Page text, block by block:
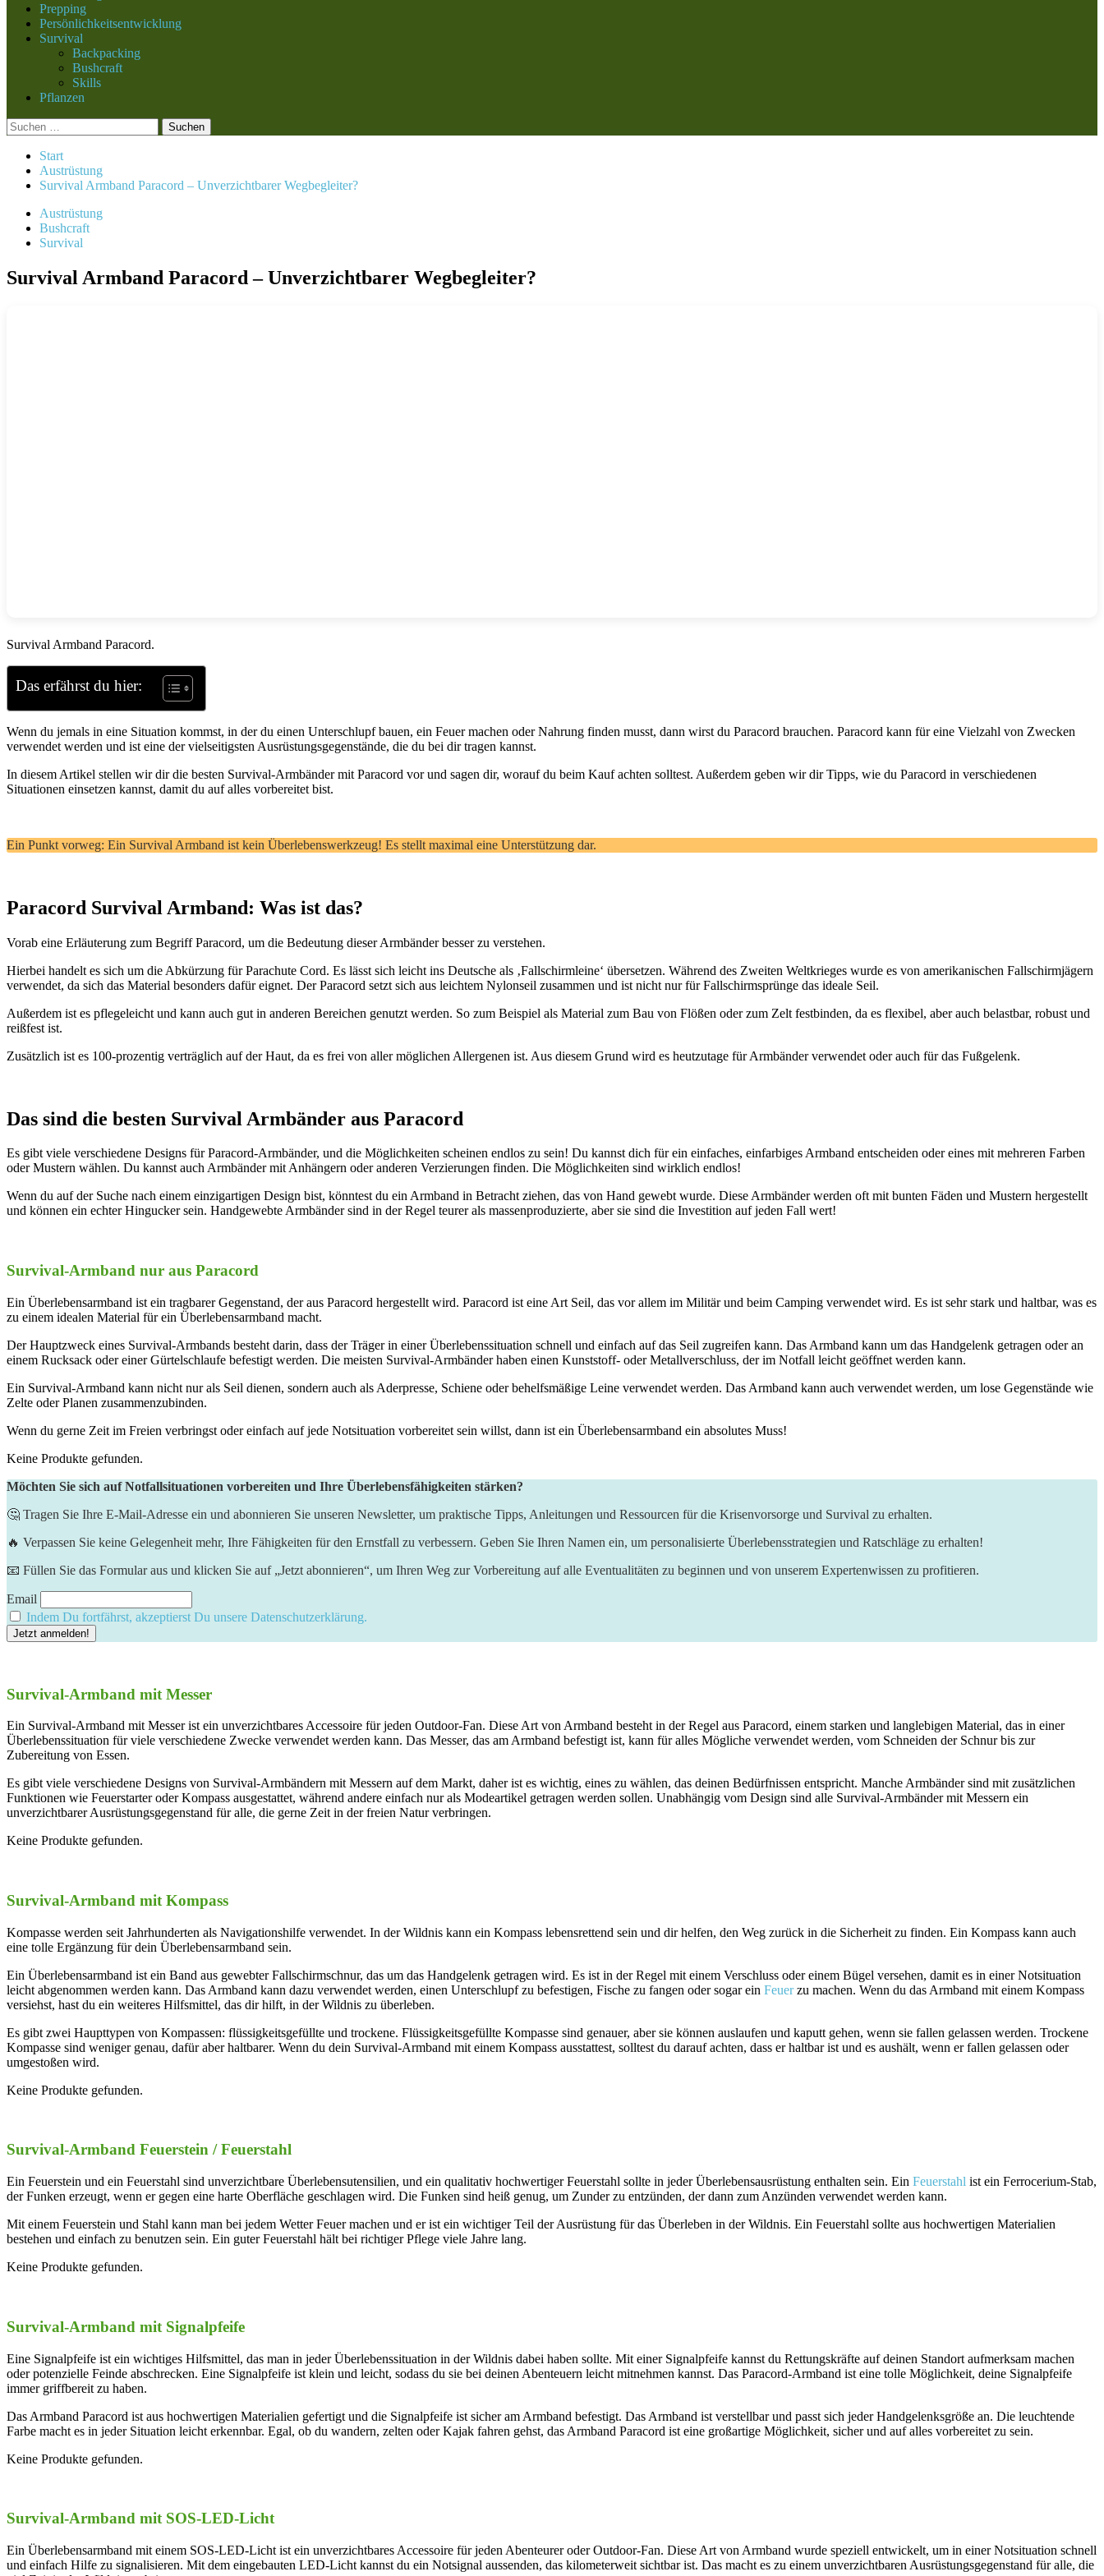
Prepping
Persönlichkeitsentwicklung
Survival
Backpacking
Bushcraft
Skills
Pflanzen
Suchen
nach:
Start
Austrüstung
Survival Armband Paracord – Unverzichtbarer Wegbegleiter?
Austrüstung
Bushcraft
Survival
Survival Armband Paracord – Unverzichtbarer Wegbegleiter?
Survival Armband Paracord.
Das erfährst du hier:
Wenn du jemals in eine Situation kommst, in der du einen Unterschlupf bauen, ein Feuer machen oder Nahrung finden musst, dann wirst du Paracord brauchen. Paracord kann für eine Vielzahl von Zwecken
verwendet werden und ist eine der vielseitigsten Ausrüstungsgegenstände, die du bei dir tragen kannst.
In diesem Artikel stellen wir dir die besten Survival-Armbänder mit Paracord vor und sagen dir, worauf du beim Kauf achten solltest. Außerdem geben wir dir Tipps, wie du Paracord in verschiedenen
Situationen einsetzen kannst, damit du auf alles vorbereitet bist.
Ein Punkt vorweg: Ein Survival Armband ist kein Überlebenswerkzeug! Es stellt maximal eine Unterstützung dar.
Paracord Survival Armband: Was ist das?
Vorab eine Erläuterung zum Begriff Paracord, um die Bedeutung dieser Armbänder besser zu verstehen.
Hierbei handelt es sich um die Abkürzung für Parachute Cord. Es lässt sich leicht ins Deutsche als ‚Fallschirmleine‘ übersetzen. Während des Zweiten Weltkrieges wurde es von amerikanischen Fallschirmjägern
verwendet, da sich das Material besonders dafür eignet. Der Paracord setzt sich aus leichtem Nylonseil zusammen und ist nicht nur für Fallschirmsprünge das ideale Seil.
Außerdem ist es pflegeleicht und kann auch gut in anderen Bereichen genutzt werden. So zum Beispiel als Material zum Bau von Flößen oder zum Zelt festbinden, da es flexibel, aber auch belastbar, robust und
reißfest ist.
Zusätzlich ist es 100-prozentig verträglich auf der Haut, da es frei von aller möglichen Allergenen ist. Aus diesem Grund wird es heutzutage für Armbänder verwendet oder auch für das Fußgelenk.
Das sind die besten Survival Armbänder aus Paracord
Es gibt viele verschiedene Designs für Paracord-Armbänder, und die Möglichkeiten scheinen endlos zu sein! Du kannst dich für ein einfaches, einfarbiges Armband entscheiden oder eines mit mehreren Farben
oder Mustern wählen. Du kannst auch Armbänder mit Anhängern oder anderen Verzierungen finden. Die Möglichkeiten sind wirklich endlos!
Wenn du auf der Suche nach einem einzigartigen Design bist, könntest du ein Armband in Betracht ziehen, das von Hand gewebt wurde. Diese Armbänder werden oft mit bunten Fäden und Mustern hergestellt
und können ein echter Hingucker sein. Handgewebte Armbänder sind in der Regel teurer als massenproduzierte, aber sie sind die Investition auf jeden Fall wert!
Survival-Armband nur aus Paracord
Ein Überlebensarmband ist ein tragbarer Gegenstand, der aus Paracord hergestellt wird. Paracord ist eine Art Seil, das vor allem im Militär und beim Camping verwendet wird. Es ist sehr stark und haltbar, was es
zu einem idealen Material für ein Überlebensarmband macht.
Der Hauptzweck eines Survival-Armbands besteht darin, dass der Träger in einer Überlebenssituation schnell und einfach auf das Seil zugreifen kann. Das Armband kann um das Handgelenk getragen oder an
einem Rucksack oder einer Gürtelschlaufe befestigt werden. Die meisten Survival-Armbänder haben einen Kunststoff- oder Metallverschluss, der im Notfall leicht geöffnet werden kann.
Ein Survival-Armband kann nicht nur als Seil dienen, sondern auch als Aderpresse, Schiene oder behelfsmäßige Leine verwendet werden. Das Armband kann auch verwendet werden, um lose Gegenstände wie
Zelte oder Planen zusammenzubinden.
Wenn du gerne Zeit im Freien verbringst oder einfach auf jede Notsituation vorbereitet sein willst, dann ist ein Überlebensarmband ein absolutes Muss!
Keine Produkte gefunden.
Möchten Sie sich auf Notfallsituationen vorbereiten und Ihre Überlebensfähigkeiten stärken?
🤔 Tragen Sie Ihre E-Mail-Adresse ein und abonnieren Sie unseren Newsletter, um praktische Tipps, Anleitungen und Ressourcen für die Krisenvorsorge und Survival zu erhalten.
🔥 Verpassen Sie keine Gelegenheit mehr, Ihre Fähigkeiten für den Ernstfall zu verbessern. Geben Sie Ihren Namen ein, um personalisierte Überlebensstrategien und Ratschläge zu erhalten!
📧 Füllen Sie das Formular aus und klicken Sie auf „Jetzt abonnieren“, um Ihren Weg zur Vorbereitung auf alle Eventualitäten zu beginnen und von unserem Expertenwissen zu profitieren.
Email
Indem Du fortfährst, akzeptierst Du unsere Datenschutzerklärung.
Survival-Armband mit Messer
Ein Survival-Armband mit Messer ist ein unverzichtbares Accessoire für jeden Outdoor-Fan. Diese Art von Armband besteht in der Regel aus Paracord, einem starken und langlebigen Material, das in einer
Überlebenssituation für viele verschiedene Zwecke verwendet werden kann. Das Messer, das am Armband befestigt ist, kann für alles Mögliche verwendet werden, vom Schneiden der Schnur bis zur
Zubereitung von Essen.
Es gibt viele verschiedene Designs von Survival-Armbändern mit Messern auf dem Markt, daher ist es wichtig, eines zu wählen, das deinen Bedürfnissen entspricht. Manche Armbänder sind mit zusätzlichen
Funktionen wie Feuerstarter oder Kompass ausgestattet, während andere einfach nur als Modeartikel getragen werden sollen. Unabhängig vom Design sind alle Survival-Armbänder mit Messern ein
unverzichtbarer Ausrüstungsgegenstand für alle, die gerne Zeit in der freien Natur verbringen.
Keine Produkte gefunden.
Survival-Armband mit Kompass
Kompasse werden seit Jahrhunderten als Navigationshilfe verwendet. In der Wildnis kann ein Kompass lebensrettend sein und dir helfen, den Weg zurück in die Sicherheit zu finden. Ein Kompass kann auch
eine tolle Ergänzung für dein Überlebensarmband sein.
Ein Überlebensarmband ist ein Band aus gewebter Fallschirmschnur, das um das Handgelenk getragen wird. Es ist in der Regel mit einem Verschluss oder einem Bügel versehen, damit es in einer Notsituation
leicht abgenommen werden kann. Das Armband kann dazu verwendet werden, einen Unterschlupf zu befestigen, Fische zu fangen oder sogar ein Feuerzu machen. Wenn du das Armband mit einem Kompass
versiehst, hast du ein weiteres Hilfsmittel, das dir hilft, in der Wildnis zu überleben.
Es gibt zwei Haupttypen von Kompassen: flüssigkeitsgefüllte und trockene. Flüssigkeitsgefüllte Kompasse sind genauer, aber sie können auslaufen und kaputt gehen, wenn sie fallen gelassen werden. Trockene
Kompasse sind weniger genau, dafür aber haltbarer. Wenn du dein Survival-Armband mit einem Kompass ausstattest, solltest du darauf achten, dass er haltbar ist und es aushält, wenn er fallen gelassen oder
umgestoßen wird.
Keine Produkte gefunden.
Survival-Armband Feuerstein / Feuerstahl
Ein Feuerstein und ein Feuerstahl sind unverzichtbare Überlebensutensilien, und ein qualitativ hochwertiger Feuerstahl sollte in jeder Überlebensausrüstung enthalten sein. Ein Feuerstahl ist ein Ferrocerium-Stab,
der Funken erzeugt, wenn er gegen eine harte Oberfläche geschlagen wird. Die Funken sind heiß genug, um Zunder zu entzünden, der dann zum Anzünden verwendet werden kann.
Mit einem Feuerstein und Stahl kann man bei jedem Wetter Feuer machen und er ist ein wichtiger Teil der Ausrüstung für das Überleben in der Wildnis. Ein Feuerstahl sollte aus hochwertigen Materialien
bestehen und einfach zu benutzen sein. Ein guter Feuerstahl hält bei richtiger Pflege viele Jahre lang.
Keine Produkte gefunden.
Survival-Armband mit Signalpfeife
Eine Signalpfeife ist ein wichtiges Hilfsmittel, das man in jeder Überlebenssituation in der Wildnis dabei haben sollte. Mit einer Signalpfeife kannst du Rettungskräfte auf deinen Standort aufmerksam machen
oder potenzielle Feinde abschrecken. Eine Signalpfeife ist klein und leicht, sodass du sie bei deinen Abenteuern leicht mitnehmen kannst. Das Paracord-Armband ist eine tolle Möglichkeit, deine Signalpfeife
immer griffbereit zu haben.
Das Armband Paracord ist aus hochwertigen Materialien gefertigt und die Signalpfeife ist sicher am Armband befestigt. Das Armband ist verstellbar und passt sich jeder Handgelenksgröße an. Die leuchtende
Farbe macht es in jeder Situation leicht erkennbar. Egal, ob du wandern, zelten oder Kajak fahren gehst, das Armband Paracord ist eine großartige Möglichkeit, sicher und auf alles vorbereitet zu sein.
Keine Produkte gefunden.
Survival-Armband mit SOS-LED-Licht
Ein Überlebensarmband mit einem SOS-LED-Licht ist ein unverzichtbares Accessoire für jeden Abenteurer oder Outdoor-Fan. Diese Art von Armband wurde speziell entwickelt, um in einer Notsituation schnell
und einfach Hilfe zu signalisieren. Mit dem eingebauten LED-Licht kannst du ein Notsignal aussenden, das kilometerweit sichtbar ist. Das macht es zu einem unverzichtbaren Ausrüstungsgegenstand für alle, die